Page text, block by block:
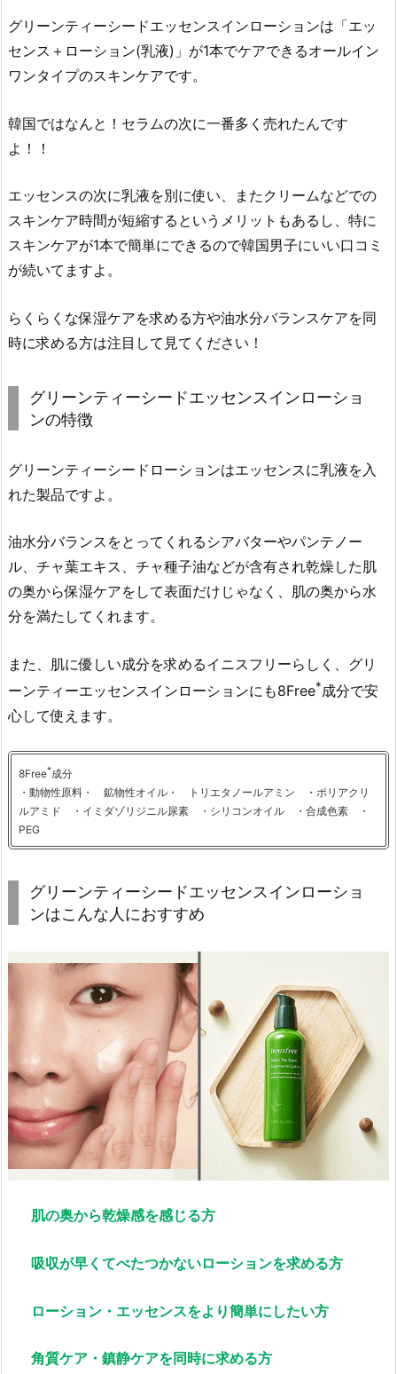
グリーンティーシードエッセンスインローションは「エッ
センス＋ローション(乳液)」が1本でケアできるオールイン
ワンタイプのスキンケアです。
韓国ではなんと！セラムの次に一番多く売れたんです
よ！！
エッセンスの次に乳液を別に使い、またクリームなどでの
スキンケア時間が短縮するというメリットもあるし、特に
スキンケアが1本で簡単にできるので韓国男子にいい口コミ
が続いてますよ。
らくらくな保湿ケアを求める方や油水分バランスケアを同
時に求める方は注目して見てください！
グリーンティーシードエッセンスインローショ
ンの特徴
グリーンティーシードローションはエッセンスに乳液を入
れた製品ですよ。
油水分バランスをとってくれるシアバターやパンテノー
ル、チャ葉エキス、チャ種子油などが含有され乾燥した肌
の奥から保湿ケアをして表面だけじゃなく、肌の奥から水
分を満たしてくれます。
また、肌に優しい成分を求めるイニスフリーらしく、グリ
ーンティーエッセンスインローションにも8Free*成分で安
心して使えます。
8Free*成分
・動物性原料・ 鉱物性オイル・ トリエタノールアミン ・ポリアクリ
ルアミド ・イミダゾリジニル尿素 ・シリコンオイル ・合成色素 ・
PEG
グリーンティーシードエッセンスインローショ
ンはこんな人におすすめ
肌の奥から乾燥感を感じる方
吸収が早くてべたつかないローションを求める方
ローション・エッセンスをより簡単にしたい方
角質ケア・鎮静ケアを同時に求める方